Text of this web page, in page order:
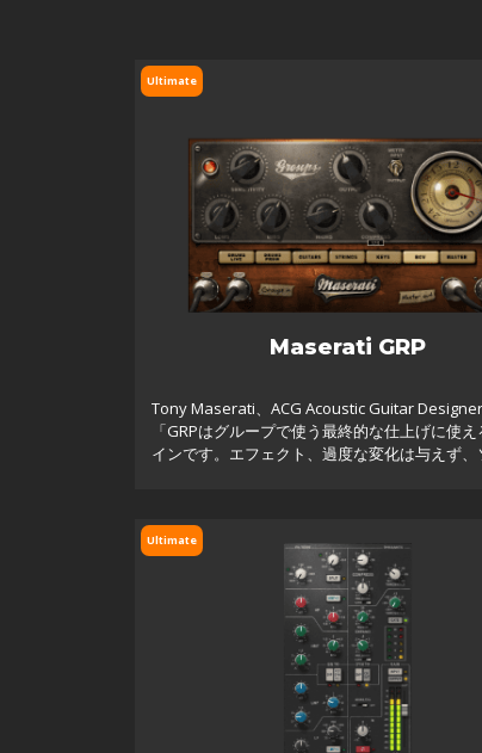
Ultimate
Maserati GRP
Tony Maserati、ACG Acoustic Guitar
「GRPはグループで使う最終的な仕上げに使
インです。エフェクト、過度な変化は与えず、
Ultimate